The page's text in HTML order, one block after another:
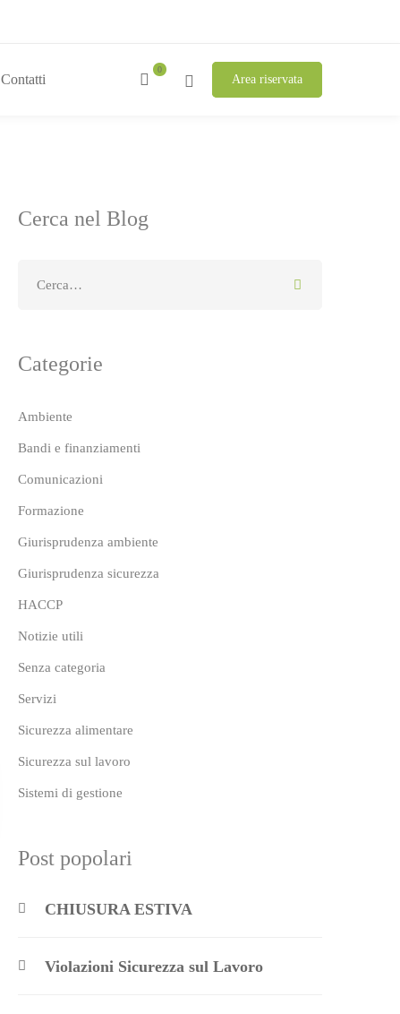
Contatti Area riservata
Cerca nel Blog
Categorie
Ambiente
Bandi e finanziamenti
Comunicazioni
Formazione
Giurisprudenza ambiente
Giurisprudenza sicurezza
HACCP
Notizie utili
Senza categoria
Servizi
Sicurezza alimentare
Sicurezza sul lavoro
Sistemi di gestione
Post popolari
CHIUSURA ESTIVA
Violazioni Sicurezza sul Lavoro